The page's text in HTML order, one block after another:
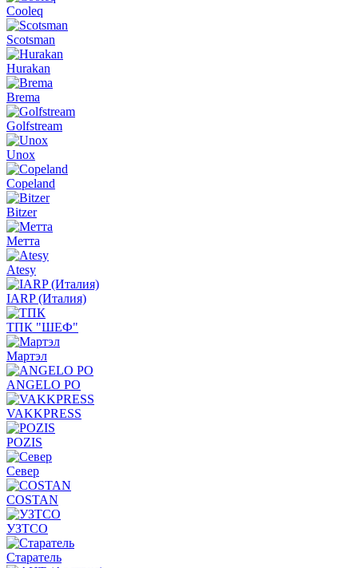
Cooleq
Scotsman
Hurakan
Brema
Golfstream
Unox
Copeland
Bitzer
Метта
Atesy
IARP (Италия)
ТПК "ШЕФ"
Мартэл
ANGELO PO
VAKKPRESS
POZIS
Север
COSTAN
УЗТСО
Старатель